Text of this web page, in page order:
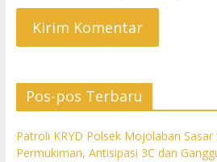
Pos-pos Terbaru
Patroli KRYD Polsek Mojolaban Sasar
Permukiman, Antisipasi 3C dan